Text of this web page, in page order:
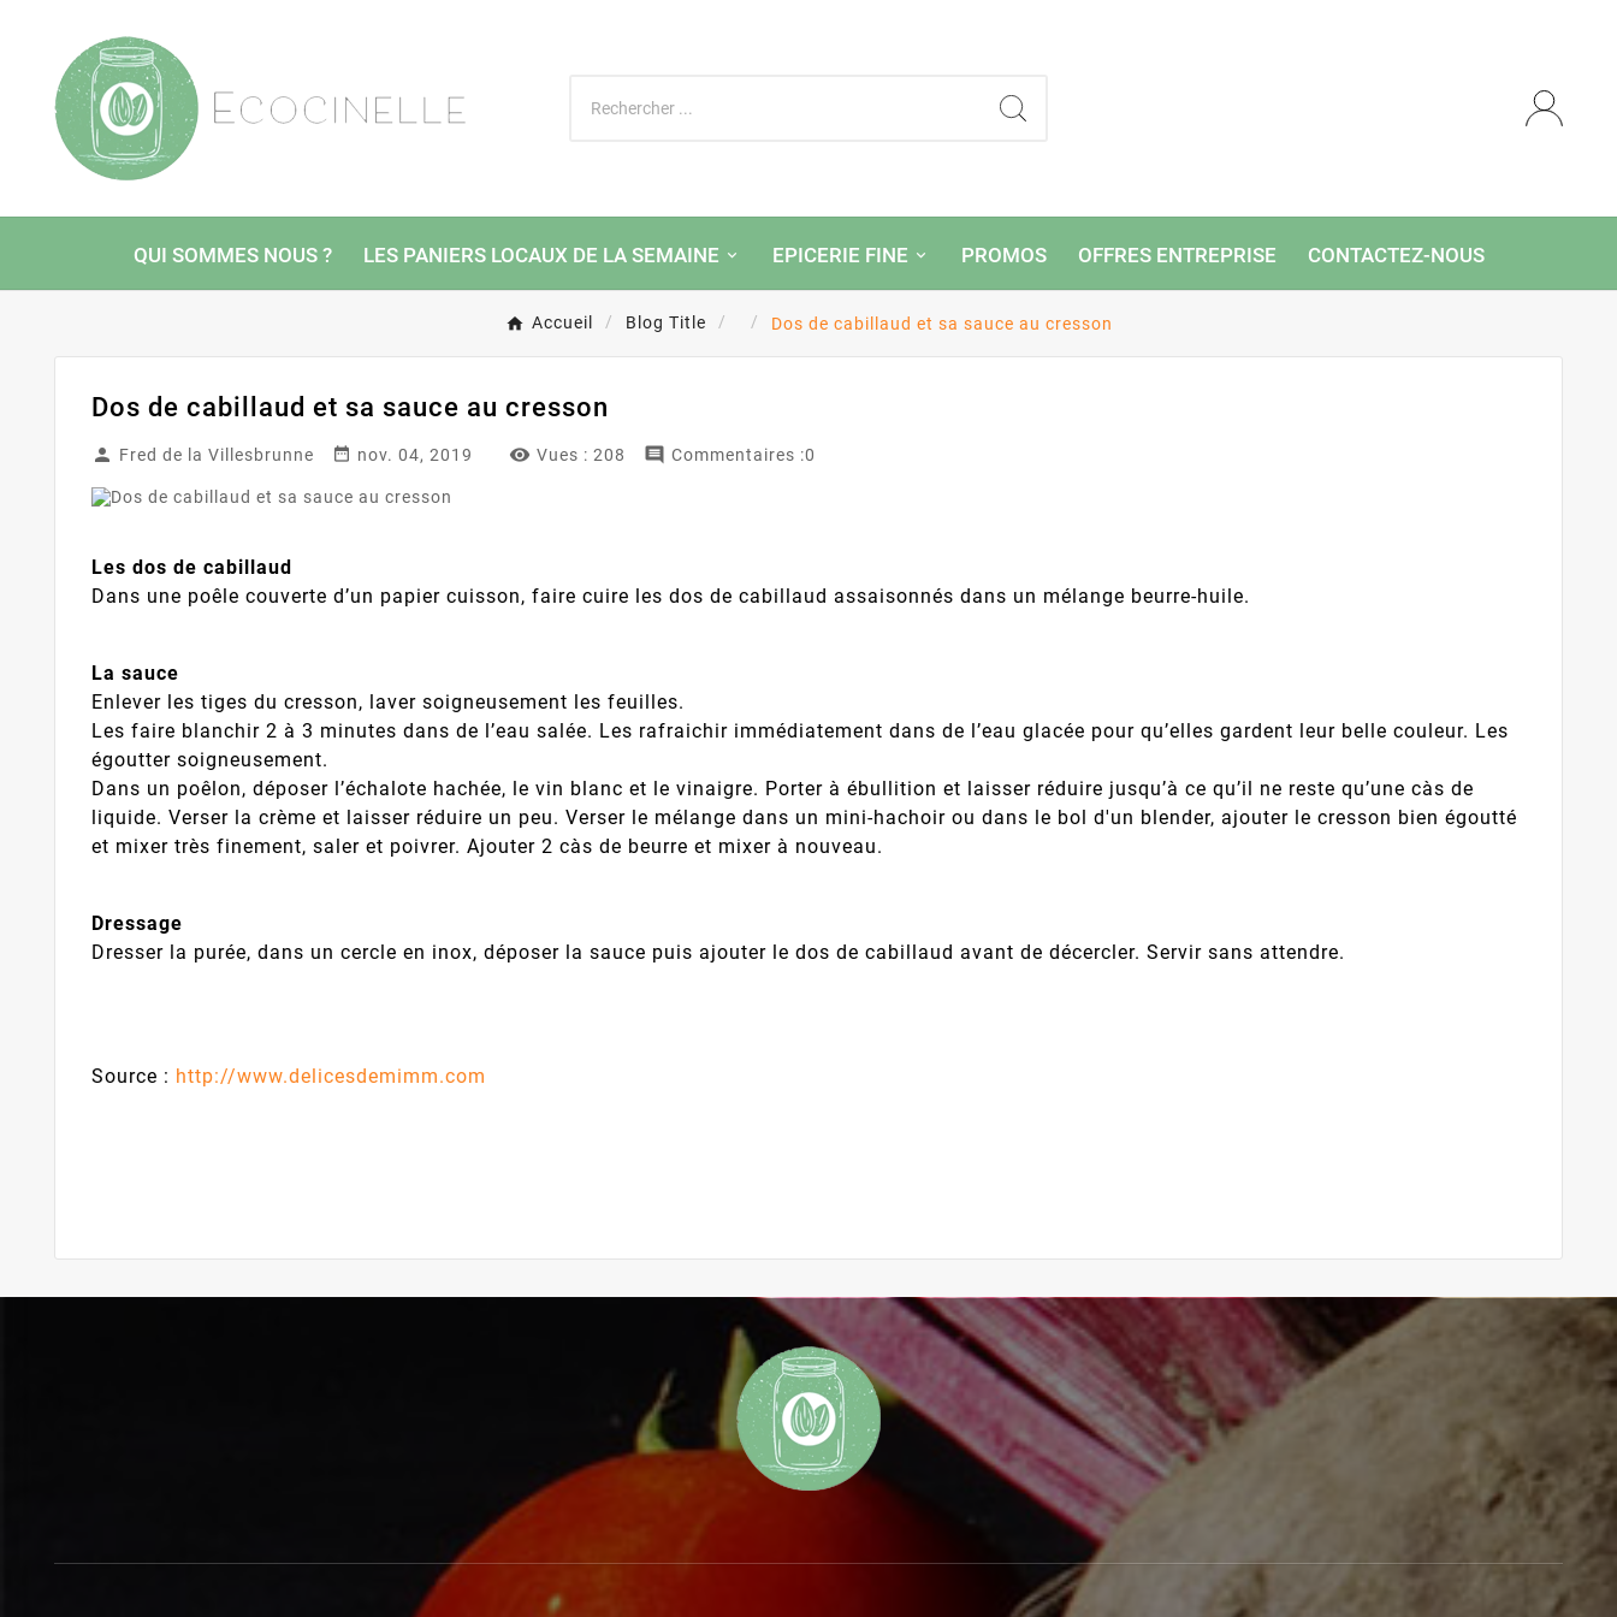
QUI SOMMES NOUS ? LES PANIERS LOCAUX DE LA SEMAINE EPICERIE FINE PROMOS OFFRES ENTREPRISE CONTACTEZ-NOUS
Accueil Blog Title Dos de cabillaud et sa sauce au cresson
Dos de cabillaud et sa sauce au cresson
 Fred de la Villesbrunne  nov. 04, 2019  Vues : 208  Commentaires :0
Les dos de cabillaud
Dans une poêle couverte d’un papier cuisson, faire cuire les dos de cabillaud assaisonnés dans un mélange beurre-huile.
La sauce
Enlever les tiges du cresson, laver soigneusement les feuilles.
Les faire blanchir 2 à 3 minutes dans de l’eau salée. Les rafraichir immédiatement dans de l’eau glacée pour qu’elles gardent leur belle couleur. Les
égoutter soigneusement.
Dans un poêlon, déposer l’échalote hachée, le vin blanc et le vinaigre. Porter à ébullition et laisser réduire jusqu’à ce qu’il ne reste qu’une càs de
liquide. Verser la crème et laisser réduire un peu. Verser le mélange dans un mini-hachoir ou dans le bol d'un blender, ajouter le cresson bien égoutté
et mixer très finement, saler et poivrer. Ajouter 2 càs de beurre et mixer à nouveau.
Dressage
Dresser la purée, dans un cercle en inox, déposer la sauce puis ajouter le dos de cabillaud avant de décercler. Servir sans attendre.
Source : http://www.delicesdemimm.com